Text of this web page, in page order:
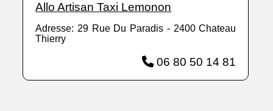
Allo Artisan Taxi Lemonon
Adresse: 29 Rue Du Paradis - 2400 Chateau
Thierry
06 80 50 14 81